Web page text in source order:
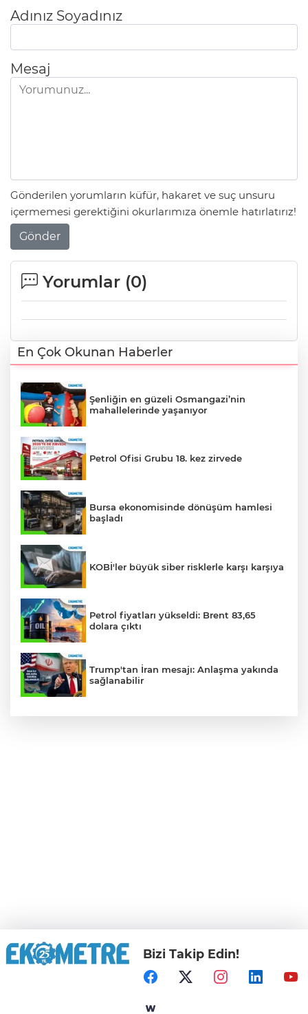
Adınız Soyadınız
Mesaj
Gönderilen yorumların küfür, hakaret ve suç unsuru
içermemesi gerektiğini okurlarımıza önemle hatırlatırız!
Gönder
Yorumlar (0)
En Çok Okunan Haberler
Şenliğin en güzeli Osmangazi’nin
mahallelerinde yaşanıyor
Petrol Ofisi Grubu 18. kez zirvede
Bursa ekonomisinde dönüşüm hamlesi
başladı
KOBİ'ler büyük siber risklerle karşı karşıya
Petrol fiyatları yükseldi: Brent 83,65
dolara çıktı
Trump'tan İran mesajı: Anlaşma yakında
sağlanabilir
Bizi Takip Edin!